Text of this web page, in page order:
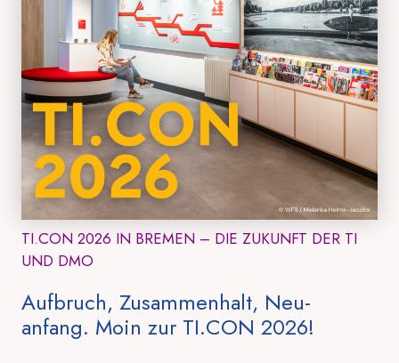
TI.CON 2026 IN BREMEN – DIE ZUKUNFT DER TI
UND DMO
Aufbruch, Zusammenhalt, Neu-
anfang. Moin zur TI.CON 2026!